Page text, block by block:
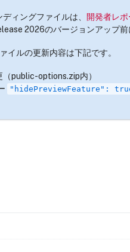
ィングファイルは、 開発者レポ
2026のバージョンアップ前
イルの更新内容は下記です。
public-options.zip内）
"hidePreviewFeature":